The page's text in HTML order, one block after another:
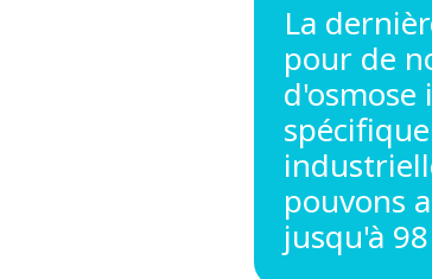
La
pour de
d'osmose
pouvons
jusqu'à